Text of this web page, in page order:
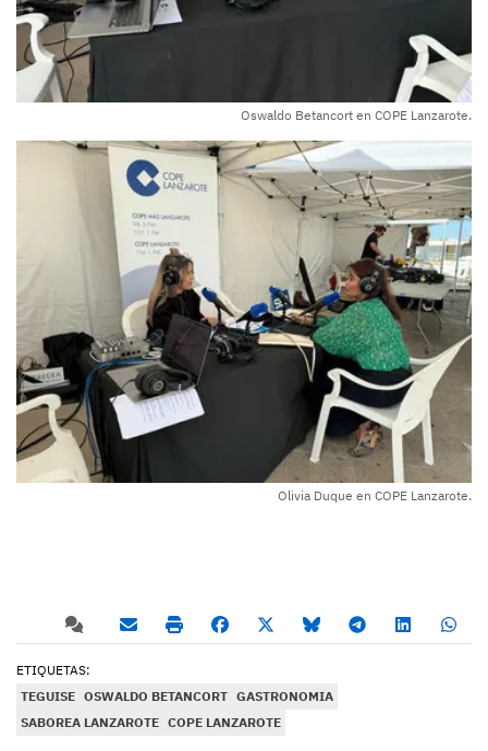
Oswaldo Betancort en COPE Lanzarote.
Olivia Duque en COPE Lanzarote.
ETIQUETAS:
TEGUISE OSWALDO BETANCORT GASTRONOMIA
SABOREA LANZAROTE COPE LANZAROTE